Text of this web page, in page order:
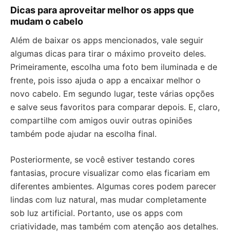
Dicas para aproveitar melhor os apps que
mudam o cabelo
Além de baixar os apps mencionados, vale seguir
algumas dicas para tirar o máximo proveito deles.
Primeiramente, escolha uma foto bem iluminada e de
frente, pois isso ajuda o app a encaixar melhor o
novo cabelo. Em segundo lugar, teste várias opções
e salve seus favoritos para comparar depois. E, claro,
compartilhe com amigos ouvir outras opiniões
também pode ajudar na escolha final.
Posteriormente, se você estiver testando cores
fantasias, procure visualizar como elas ficariam em
diferentes ambientes. Algumas cores podem parecer
lindas com luz natural, mas mudar completamente
sob luz artificial. Portanto, use os apps com
criatividade, mas também com atenção aos detalhes.